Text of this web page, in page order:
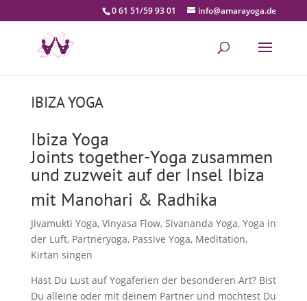
0 61 51/59 93 01 info@amarayoga.de
IBIZA YOGA
Ibiza Yoga
Joints together-Yoga zusammen
und zuzweit auf der Insel Ibiza
mit Manohari & Radhika
Jivamukti Yoga, Vinyasa Flow, Sivananda Yoga, Yoga in
der Luft, Partneryoga, Passive Yoga, Meditation,
Kirtan singen
Hast Du Lust auf Yogaferien der besonderen Art? Bist
Du alleine oder mit deinem Partner und möchtest Du